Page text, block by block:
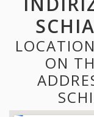
ON